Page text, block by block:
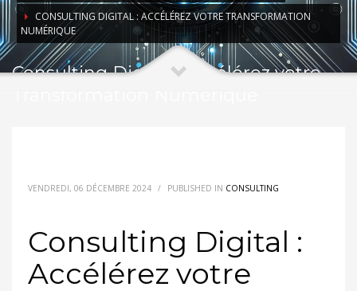
CONSULTING DIGITAL : ACCÉLÉREZ VOTRE TRANSFORMATION
NUMÉRIQUE
Consulting Digital : Accélérez votre
VENDREDI, 06 DÉCEMBRE 2024 / PUBLISHED IN CONSULTING
Consulting Digital :
Accélérez votre